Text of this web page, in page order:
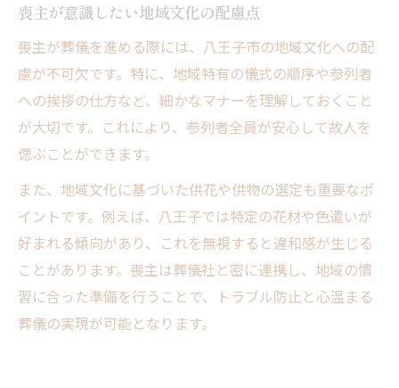
喪主が意識したい地域文化の配慮点
喪主が葬儀を進める際には、八王子市の地域文化への配
慮が不可欠です。特に、地域特有の儀式の順序や参列者
への挨拶の仕方など、細かなマナーを理解しておくこと
が大切です。これにより、参列者全員が安心して故人を
偲ぶことができます。
また、地域文化に基づいた供花や供物の選定も重要なポ
イントです。例えば、八王子では特定の花材や色遣いが
好まれる傾向があり、これを無視すると違和感が生じる
ことがあります。喪主は葬儀社と密に連携し、地域の慣
習に合った準備を行うことで、トラブル防止と心温まる
葬儀の実現が可能となります。